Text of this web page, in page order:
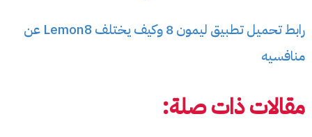
رابط تحميل تطبيق ليمون 8 وكيف يختلف Lemon8 عن
منافسيه
مقالات ذات صلة: